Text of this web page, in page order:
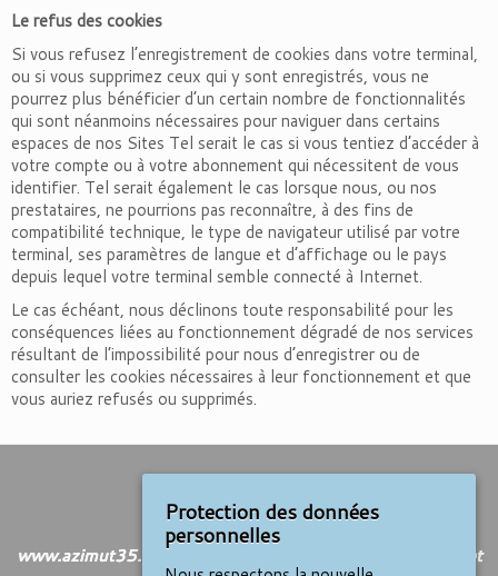
Le refus des cookies
Si vous refusez l’enregistrement de cookies dans votre terminal,
ou si vous supprimez ceux qui y sont enregistrés, vous ne
pourrez plus bénéficier d’un certain nombre de fonctionnalités
qui sont néanmoins nécessaires pour naviguer dans certains
espaces de nos Sites Tel serait le cas si vous tentiez d’accéder à
votre compte ou à votre abonnement qui nécessitent de vous
identifier. Tel serait également le cas lorsque nous, ou nos
prestataires, ne pourrions pas reconnaître, à des fins de
compatibilité technique, le type de navigateur utilisé par votre
terminal, ses paramètres de langue et d’affichage ou le pays
depuis lequel votre terminal semble connecté à Internet.
Le cas échéant, nous déclinons toute responsabilité pour les
conséquences liées au fonctionnement dégradé de nos services
résultant de l’impossibilité pour nous d’enregistrer ou de
consulter les cookies nécessaires à leur fonctionnement et que
vous auriez refusés ou supprimés.
Contact :Cliquez ici
www.azimut35.com : logiciels d’astrologie pour amateurs et
Protection des données
personnelles